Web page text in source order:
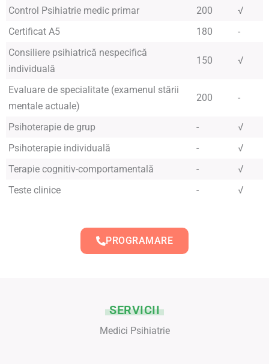
Control Psihiatrie medic primar
200
√
Certificat A5
180
-
Consiliere psihiatrică nespecifică
individuală
150 √
Evaluare de specialitate (examenul stării
mentale actuale)
200 -
Psihoterapie de grup -
√
Psihoterapie individuală
-
√
Terapie cognitiv-comportamentală
-
√
Teste clinice
- √
PROGRAMARE
SERVICII
Medici Psihiatrie